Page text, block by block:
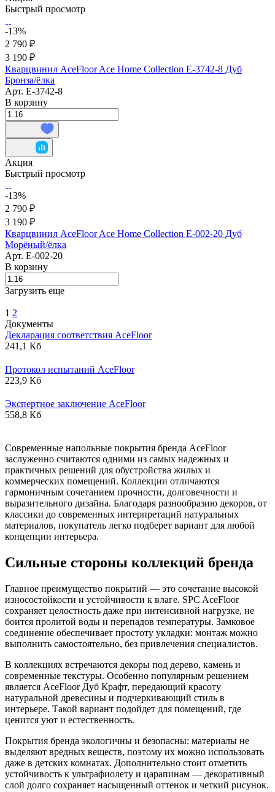
Быстрый просмотр
-13%
2 790 ₽
3 190 ₽
Кварцвинил AceFloor Ace Home Collection E-3742-8 Дуб
Бронза/ёлка
Арт. E-3742-8
В корзину
Акция
Быстрый просмотр
-13%
2 790 ₽
3 190 ₽
Кварцвинил AceFloor Ace Home Collection E-002-20 Дуб
Морёный/ёлка
Арт. E-002-20
В корзину
Загрузить еще
1 2
Документы
Декларация соответствия AceFloor
241,1 Кб
Протокол испытаний AceFloor
223,9 Кб
Экспертное заключение AceFloor
558,8 Кб
Современные напольные покрытия бренда AceFloor
заслуженно считаются одними из самых надежных и
практичных решений для обустройства жилых и
коммерческих помещений. Коллекции отличаются
гармоничным сочетанием прочности, долговечности и
выразительного дизайна. Благодаря разнообразию декоров, от
классики до современных интерпретаций натуральных
материалов, покупатель легко подберет вариант для любой
концепции интерьера.
Сильные стороны коллекций бренда
Главное преимущество покрытий — это сочетание высокой
износостойкости и устойчивости к влаге. SPC AceFloor
сохраняет целостность даже при интенсивной нагрузке, не
боится пролитой воды и перепадов температуры. Замковое
соединение обеспечивает простоту укладки: монтаж можно
выполнить самостоятельно, без привлечения специалистов.
В коллекциях встречаются декоры под дерево, камень и
современные текстуры. Особенно популярным решением
является AceFloor Дуб Крафт, передающий красоту
натуральной древесины и подчеркивающий стиль в
интерьере. Такой вариант подойдет для помещений, где
ценится уют и естественность.
Покрытия бренда экологичны и безопасны: материалы не
выделяют вредных веществ, поэтому их можно использовать
даже в детских комнатах. Дополнительно стоит отметить
устойчивость к ультрафиолету и царапинам — декоративный
слой долго сохраняет насыщенный оттенок и четкий рисунок.